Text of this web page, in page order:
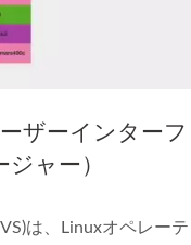
ザーインターフ
ャー）
は、Linuxオペレーテ